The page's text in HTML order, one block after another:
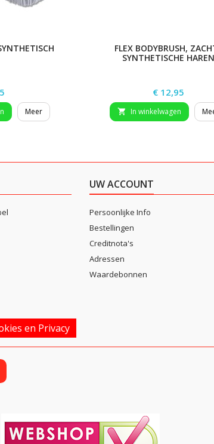
Meer
FLEX BODYBRUSH,
SYNTHETISCHE HAREN
Prijs
€ 12,95
 In winkelwagen
UW ACCOUNT
Persoonlijke Info
Bestellingen
Creditnota's
Adressen
Waardebonnen
en Privacy